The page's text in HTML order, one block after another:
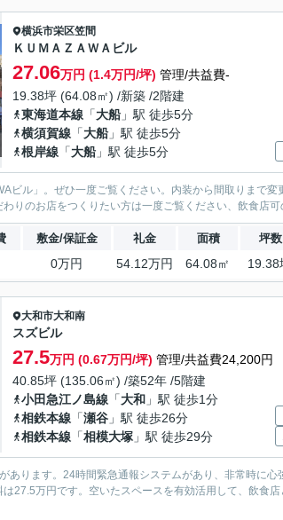
横浜市栄区笠間
ＫＵＭＡＺＡＷＡビル
27.06万円 (1.4万円/坪) 管理/共益費-
19.38坪 (64.08㎡) /新築 /2階建
東海道本線 「大船」駅 徒歩5分
横須賀線 「大船」駅 徒歩5分
根岸線 「大船」駅 徒歩5分
ビル」。ぜひ一度ご覧ください。内装から間取りまで
りのお店をつくりたい方は一度ご覧ください、飲食店可
敷金/保証金 礼金 面積 坪数
0万円 54.12万円 64.08㎡ 19.38
大和市大和南
スズビル
27.5万円 (0.67万円/坪) 管理/共益費24,200円
40.85坪 (135.06㎡) /築52年 /5階建
小田急江ノ島線 「大和 」駅 徒歩1分
相鉄本線 「瀬谷 」駅 徒歩26分
相鉄本線 「相模大塚 」駅 徒歩29分
あります。24時間緊急通報システムがあり、非常時に
27.5万円です。空いたスペースを有効活用して、飲食